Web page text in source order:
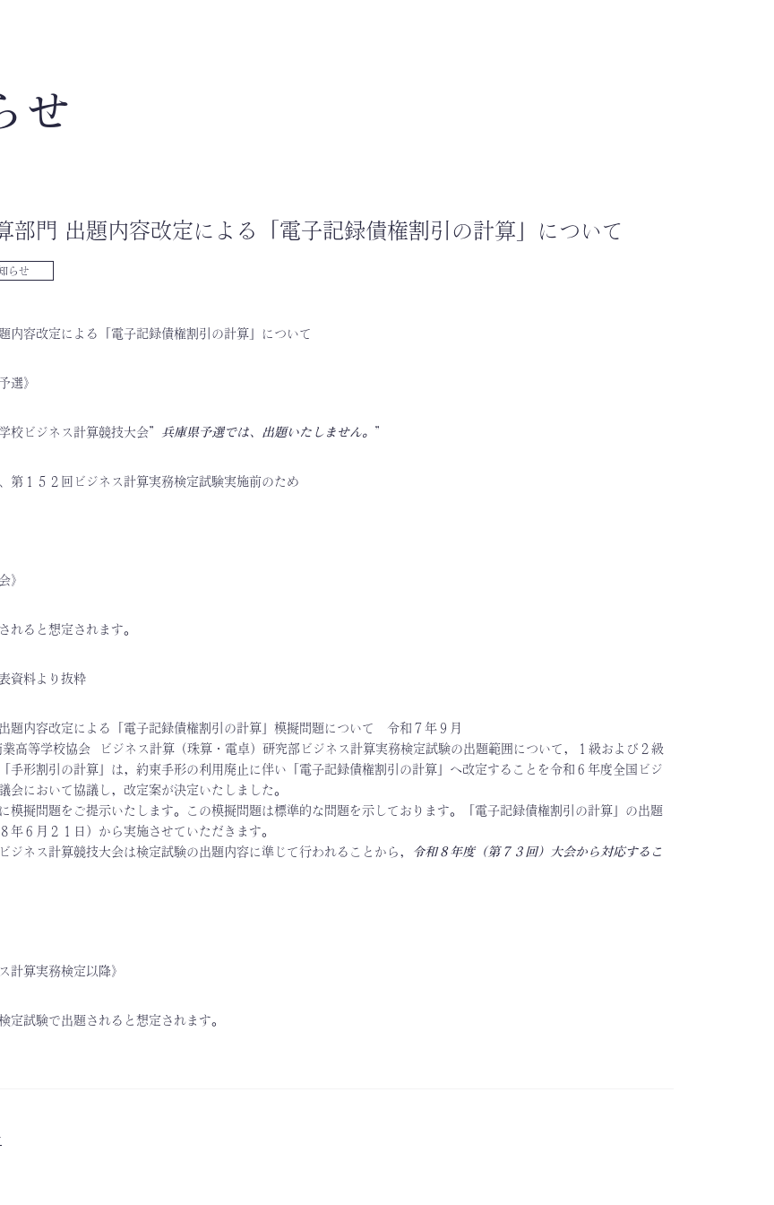
せ
部門 出題内容改定による「電子記録債権割引の計算」について
らせ
内容改定による「電子記録債権割引の計算」について
選》
校ビジネス計算競技大会” 兵庫県予選では、出題いたしません。 ”
第１５２回ビジネス計算実務検定試験実施前のため
》
れると想定されます。
資料より抜粋
題内容改定による「電子記録債権割引の計算」模擬問題について 令和７年９月
高等学校協会 ビジネス計算（珠算・電卓）研究部ビジネス計算実務検定試験の出題範囲について，１級および２級
手形割引の計算」は，約束手形の利用廃止に伴い「電子記録債権割引の計算」へ改定することを令和６年度全国ビジ
会において協議し，改定案が決定いたしました。
模擬問題をご提示いたします。この模擬問題は標準的な問題を示しております。「電子記録債権割引の計算」の出題
年６月２１日）から実施させていただきます。
ジネス計算競技大会は検定試験の出題内容に準じて行われることから，
令和８年度（第７３回）大会から対応するこ
計算実務検定以降》
定試験で出題されると想定されます。